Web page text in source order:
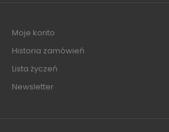
Moje konto
Historia zamówień
Lista życzeń
Newsletter